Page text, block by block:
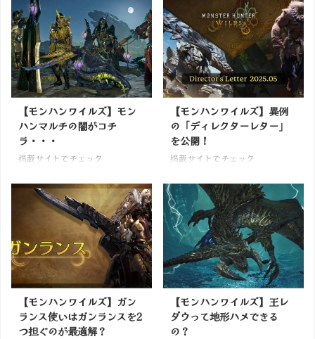
【モンハンワイルズ】モン
ハンマルチの闇がコチ
ラ・・・
掲載サイトでチェック
【モンハンワイルズ】異例
の「ディレクターレター」
を公開！
掲載サイトでチェック
【モンハンワイルズ】ガン
ランス使いはガンランスを2
つ担ぐのが最適解？
【モンハンワイルズ】王レ
ダウって地形ハメできる
の？